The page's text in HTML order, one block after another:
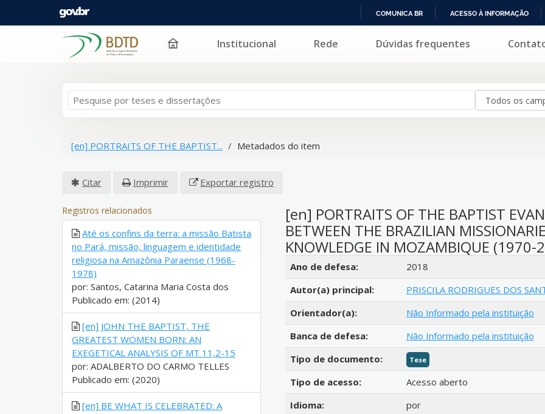
PARA
COMUNICA BR ACESSO À INFORMAÇÃO
Pular para o conteúdo Institucional Rede Dúvidas frequentes
[en] PORTRAITS OF THE BAPTIST... Metadados do item
Citar Imprimir Exportar registro
[en] PORTRAITS OF THE BAPTIST
BETWEEN THE BRAZILIAN
KNOWLEDGE IN MOZAMBIQUE (1970-
Detalhes bibliográficos
Ano de defesa:
2018
Autor(a) principal:
PRISCILA RODRIGUES DOS
Orientador(a):
Não Informado pela instituição
Banca de defesa:
Não Informado pela instituição
Tipo de documento:
Tese
Tipo de acesso:
Acesso aberto
Idioma:
por
Registros relacionados
Até os confins da terra: a missão Batista
no Pará, missão, linguagem e identidade
religiosa na Amazônia Paraense (1968-
1978)
por: Santos, Catarina Maria Costa dos
Publicado em: (2014)
[en] JOHN THE BAPTIST, THE
GREATEST WOMEN BORN: AN
EXEGETICAL ANALYSIS OF MT 11,2-15
por: ADALBERTO DO CARMO TELLES
Publicado em: (2020)
[en] BE WHAT IS CELEBRATED: A